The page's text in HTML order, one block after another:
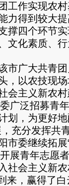
工作实现农
力得到较大
撑四个环节
文化素质、
广大共青团
，以农技现
会主义新农
泛招募青年
划，为更好
充分发挥共
市委继续拓
展青年志愿
社会主义新
来，赢得了